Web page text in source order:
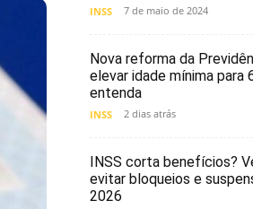
INSS 7 de maio de 2024
Nova reforma da
elevar idade mínima para
entenda
INSS 2 dias atrás
INSS corta benefícios?
evitar bloqueios e
2026